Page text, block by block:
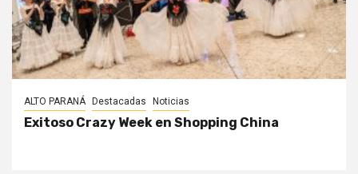
ALTO PARANÁ Destacadas Noticias
Exitoso Crazy Week en Shopping China